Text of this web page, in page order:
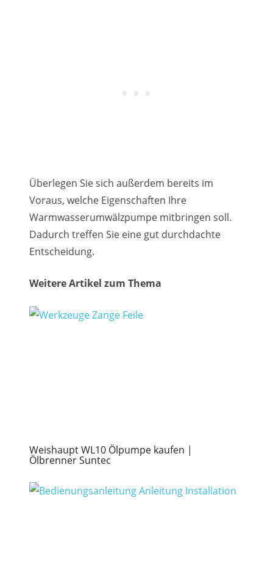
Überlegen Sie sich außerdem bereits im
Voraus, welche Eigenschaften Ihre
Warmwasserumwälzpumpe mitbringen soll.
Dadurch treffen Sie eine gut durchdachte
Entscheidung.
Weitere Artikel zum Thema
Weishaupt WL10 Ölpumpe kaufen |
Ölbrenner Suntec